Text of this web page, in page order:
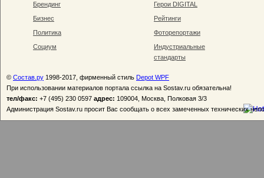
Брендинг
Бизнес
Политика
Социум
Герои DIGITAL
Рейтинги
Фоторепортажи
Индустриальные
стандарты
© Состав.ру 1998-2017, фирменный стиль Depot WPF
При использовании материалов портала ссылка на Sostav.ru обязательна!
тел/факс: +7 (495) 230 0597 адрес: 109004, Москва, Полковая 3/3
Администрация Sostav.ru просит Вас сообщать о всех замеченных технических